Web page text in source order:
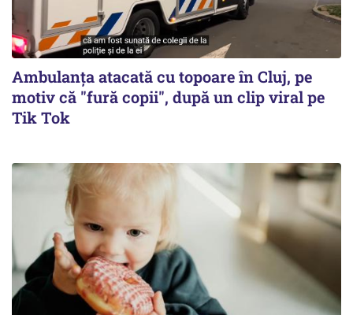
Ambulanța atacată cu topoare în Cluj, pe
motiv că "fură copii", după un clip viral pe
Tik Tok